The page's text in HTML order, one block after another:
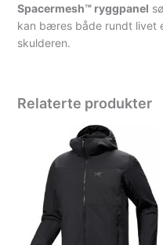
Spacermesh™ ryggpanel
kan bæres både rundt livet
skulderen.
Relaterte produkter